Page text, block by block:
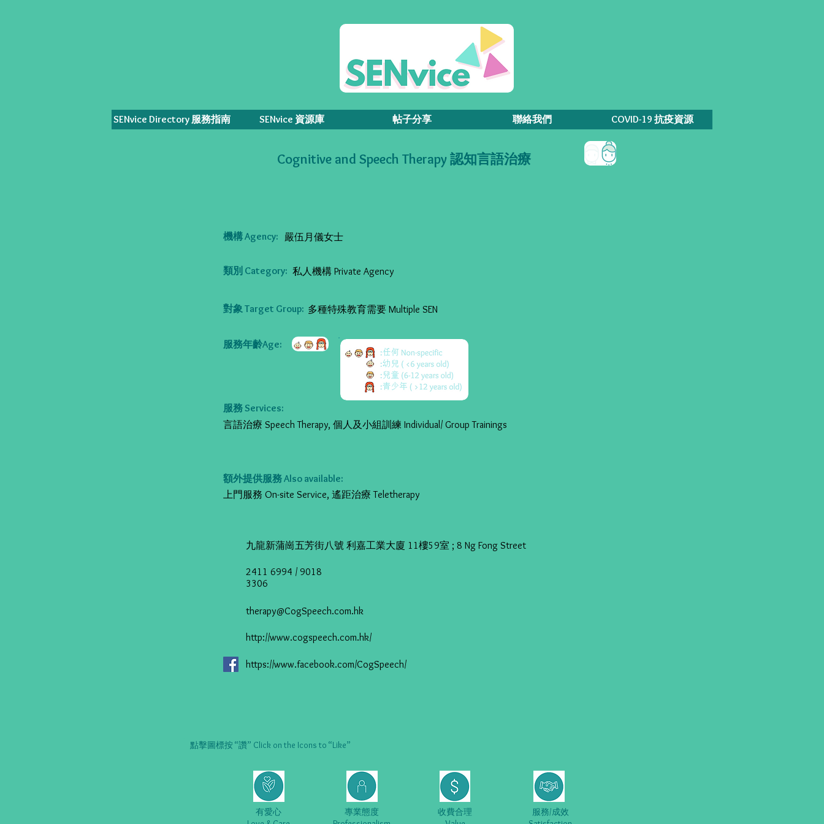
SENvice Directory 服務指南 SENvice 資源庫 帖子分享 聯絡我們 COVID-19 抗疫資源
Cognitive and Speech Therapy 認知言語治療
機構 Agency: 嚴伍月儀女士
類別 Category: 私人機構 Private Agency
對象 Target Group: 多種特殊教育需要 Multiple SEN
服務年齡Age:
服務 Services:
言語治療 Speech Therapy, 個人及小組訓練 Individual/ Group Trainings
額外提供服務 Also available:
上門服務 On-site Service, 遙距治療 Teletherapy
九龍新蒲崗五芳街八號 利嘉工業大廈 11樓59室 ; 8 Ng Fong Street
2411 6994 / 9018
3306
therapy@CogSpeech.com.hk
http://www.cogspeech.com.hk/
https://www.facebook.com/CogSpeech/
點擊圖標按 “讚” Click on the Icons to “Like”
有愛心
專業態度
收費合理
服務/成效